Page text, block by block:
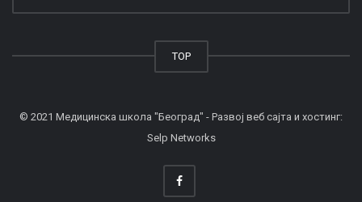
TOP
© 2021 Медицинска школа "Београд" - Развој веб сајта и хостинг:
Selp Networks